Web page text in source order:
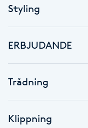
Bottenfärg
Brynfärgning
Bröllopsuppsättning
Styling
ERBJUDANDE
Trådning
Klippning